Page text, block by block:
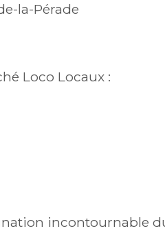
la-Pérade
Loco Locaux :
incontournable